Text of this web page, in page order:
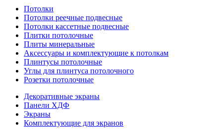
Потолки
Потолки реечные подвесные
Потолки кассетные подвесные
Плитки потолочные
Плиты минеральные
Аксессуары и комплектующие к потолкам
Плинтусы потолочные
Углы для плинтуса потолочного
Розетки потолочные
Декоративные экраны
Панели ХДФ
Экраны
Комплектующие для экранов